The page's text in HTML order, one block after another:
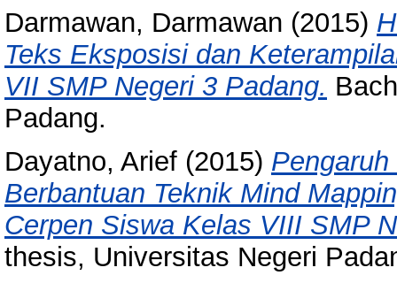
Darmawan, Darmawan (2015)
Teks Eksposisi dan
VII SMP Negeri 3 Padang.
Padang.
Dayatno, Arief (2015)
Berbantuan Teknik Mind
Cerpen Siswa Kelas VIII SMP
thesis, Universitas Negeri